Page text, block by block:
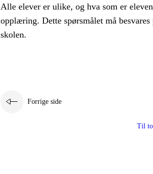
Alle elever er ulike, og hva som er
opplæring. Dette spørsmålet må
skolen.
Forrige side
Til